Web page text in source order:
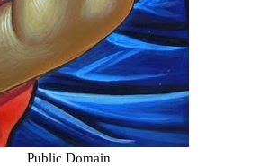
Public Domain